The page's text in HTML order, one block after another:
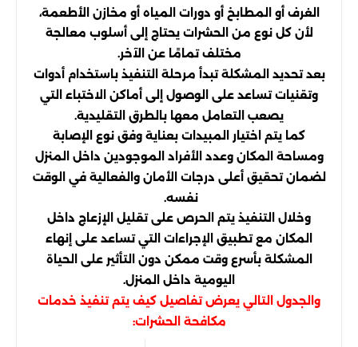
الغرف أو المطابخ أو دورات المياه أو مخازن الأطعمة،
لأن كل نوع من الحشرات يحتاج إلى أسلوب معالجة
مختلف تمامًا عن الآخر.
بعد تحديد المشكلة تبدأ مرحلة التنفيذ باستخدام أدوات
وتقنيات تساعد على الوصول إلى أماكن الاختباء التي
يصعب التعامل معها بالطرق التقليدية.
كما يتم اختيار المبيدات بعناية وفق نوع الإصابة
ومساحة المكان وعدد الأفراد الموجودين داخل المنزل
لضمان تحقيق أعلى درجات الأمان والفعالية في الوقت
نفسه.
وخلال التنفيذ يتم الحرص على تقليل الإزعاج داخل
المكان مع تطبيق الإجراءات التي تساعد على إنهاء
المشكلة بأسرع وقت ممكن دون التأثير على الحياة
اليومية داخل المنزل.
والجدول التالي يعرض تفاصيل كيف يتم تنفيذ خدمات
مكافحة الحشرات: